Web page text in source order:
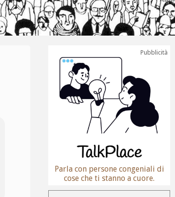
Pubblicità
Parla con persone congeniali di
cose che ti stanno a cuore.